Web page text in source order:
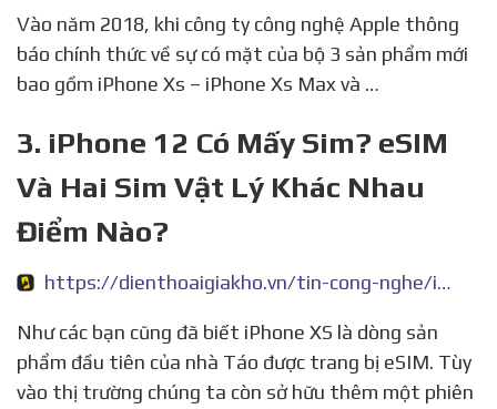
Vào năm 2018, khi công ty công nghệ Apple thông
báo chính thức về sự có mặt của bộ 3 sản phẩm mới
bao gồm iPhone Xs – iPhone Xs Max và …
3. iPhone 12 Có Mấy Sim? eSIM
Và Hai Sim Vật Lý Khác Nhau
Điểm Nào?
https://dienthoaigiakho.vn/tin-cong-nghe/iphone-12-co-may-sim-nen-chon-esim-hay-hai-sim-vat-ly/
Như các bạn cũng đã biết iPhone XS là dòng sản
phẩm đầu tiên của nhà Táo được trang bị eSIM. Tùy
vào thị trường chúng ta còn sở hữu thêm một phiên